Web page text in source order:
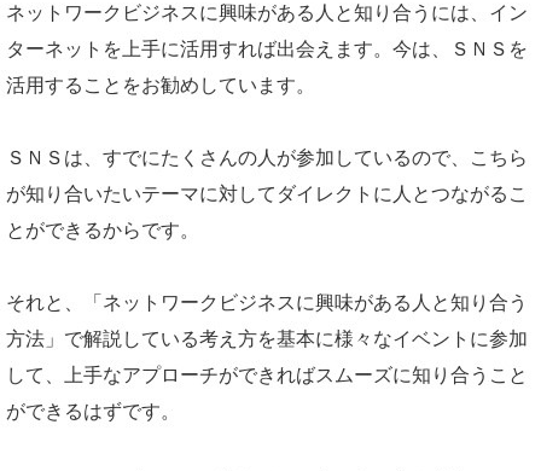
ネットワークビジネスに興味がある人と知り合うには、イン
ターネットを上手に活用すれば出会えます。今は、ＳＮＳを
活用することをお勧めしています。
ＳＮＳは、すでにたくさんの人が参加しているので、こちら
が知り合いたいテーマに対してダイレクトに人とつながるこ
とができるからです。
それと、「ネットワークビジネスに興味がある人と知り合う
方法」で解説している考え方を基本に様々なイベントに参加
して、上手なアプローチができればスムーズに知り合うこと
ができるはずです。